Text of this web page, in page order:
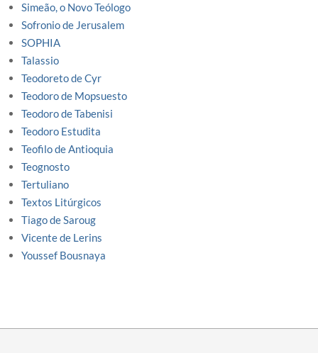
Simeão, o Novo Teólogo
Sofronio de Jerusalem
SOPHIA
Talassio
Teodoreto de Cyr
Teodoro de Mopsuesto
Teodoro de Tabenisi
Teodoro Estudita
Teofilo de Antioquia
Teognosto
Tertuliano
Textos Litúrgicos
Tiago de Saroug
Vicente de Lerins
Youssef Bousnaya